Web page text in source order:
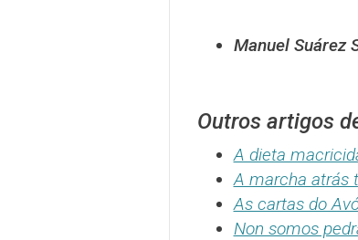
Manuel Suárez
Outros artigos
A dieta
A marcha atrás
As cartas do
Non somos